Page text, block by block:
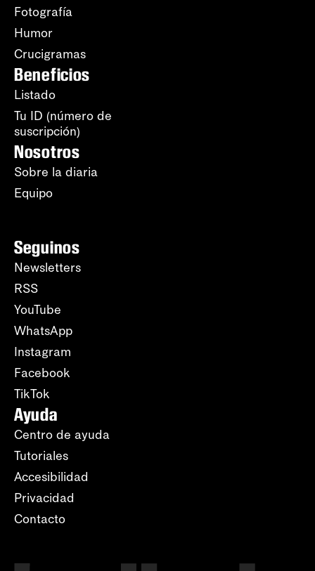
Fotografía
Humor
Crucigramas
Beneficios
Listado
Tu ID (número de
suscripción)
Nosotros
Sobre la diaria
Equipo
Seguinos
Newsletters
RSS
YouTube
WhatsApp
Instagram
Facebook
TikTok
Ayuda
Centro de ayuda
Tutoriales
Accesibilidad
Privacidad
Contacto